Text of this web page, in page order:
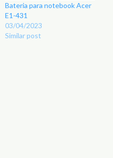
Bateria para notebook Acer
E1-431
03/04/2023
Similar post